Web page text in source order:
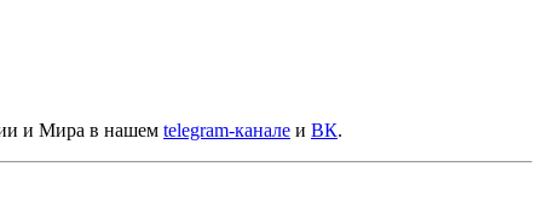
и Мира в нашем telegram-канале и ВК.